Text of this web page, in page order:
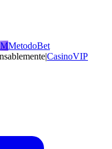
MMetodoBet
|CasinoVIP